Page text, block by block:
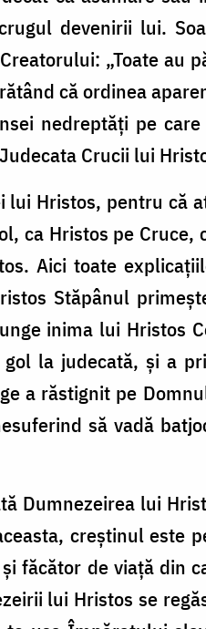
devenirii lui.
„Toate au
că ordinea
nedreptăţi pe
Crucii lui
lui Hristos, pentru că
ca Hristos pe Cruce,
Aici toate
Stăpânul
inima lui Hristos
la judecată, şi a
a răstignit pe
să vadă
Dumnezeirea lui
creştinul este
făcător de viaţă din
lui Hristos se